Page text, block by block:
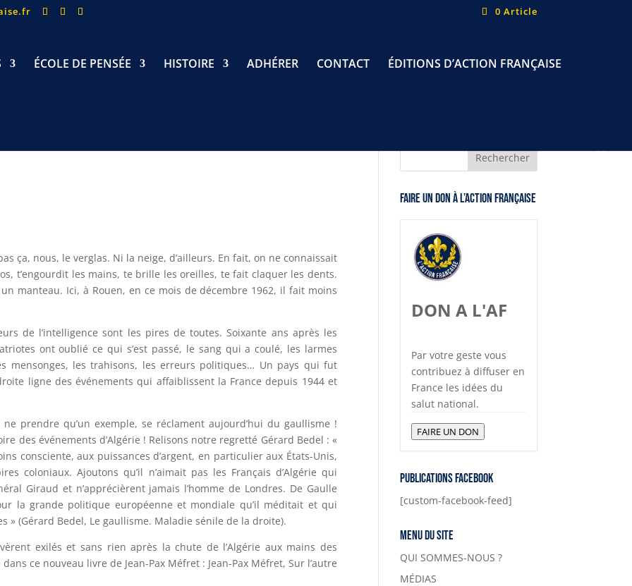
0 Article
ÉCOLE DE PENSÉE HISTOIRE ADHÉRER CONTACT ÉDITIONS D’ACTION FRANÇAISE
ça, nous, le verglas. Ni la neige, d’ailleurs. En fait, on ne connaissait
t’engourdit les mains, te brille les oreilles, te fait claquer les dents.
manteau. Ici, à Rouen, en ce mois de décembre 1962, il fait moins
de l’intelligence sont les pires de toutes. Soixante ans après les
ont oublié ce qui s’est passé, le sang qui a coulé, les larmes
mensonges, les trahisons, les erreurs politiques… Un pays qui fut
ligne des événements qui affaiblissent la France depuis 1944 et
prendre qu’un exemple, se réclament aujourd’hui du gaullisme !
des événements d’Algérie ! Relisons notre regretté Gérard Bedel : «
consciente, aux puissances d’argent, en particulier aux États-Unis,
coloniaux. Ajoutons qu’il n’aimait pas les Français d’Algérie qui
Giraud et n’apprécièrent jamais l’homme de Londres. De Gaulle
la grande politique européenne et mondiale qu’il méditait et qui
» (Gérard Bedel, Le gaullisme. Maladie sénile de la droite).
exilés et sans rien après la chute de l’Algérie aux mains des
ce nouveau livre de Jean-Pax Méfret : Jean-Pax Méfret, Sur l’autre
Faire un don à l’Action Française
DON A L'AF
Par votre geste vous
contribuez à diffuser en
France les idées du
salut national.
FAIRE UN DON
Publications Facebook
[custom-facebook-feed]
Menu du site
QUI SOMMES-NOUS ?
MÉDIAS